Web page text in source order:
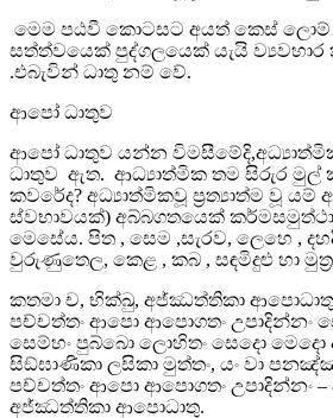
මෙම පඨවී කොටසට අයත් කෙස්
සත්ත්වයෙක් පුද්ගලයෙක් යැයි
.එබැවින් ධාතු නම් වේ.
ආපෝ ධාතුව
ආපෝ ධාතුව යන්න
ධාතුව ඇත. ආධ්‍යාත්මික තම සිරුර
කවරේද? අධ්‍යාත්මිකවූ ප්‍රත්‍යාත්ම වූ
ස්වභාවයක්) අබ්බගතයෙක්
මෙසේය. පිත , සෙම ,සැරව, ලෙහෙ ,
වුරුණුතෙල, කෙළ , කබ , සඳමිදුළු හා
කතමා ච, භික්ඛු, අජ්ඣත්තිකා
පච්චත්තං ආපො ආපොගතං උපාදින්නං
සෙම්හං පුබ්බො ලොහිතං සෙදො මෙදො
සිඞ්ඝාණිකා ලසිකා මුත්තං, යං වා
පච්චත්තං ආපො ආපොගතං උපාදින්නං –
අජ්ඣත්තිකා ආපොධාතු.